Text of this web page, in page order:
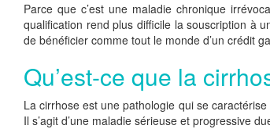
Parce que c’est une maladie chronique
qualification rend plus difficile la souscription à
de bénéficier comme tout le monde d’un crédit
Qu’est-ce que la
La cirrhose est une pathologie qui se
Il s’agit d’une maladie sérieuse et progressive